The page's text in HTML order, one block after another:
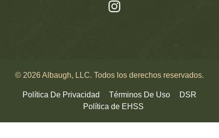
© 2026 Albaugh, LLC. Todos los derechos reservados.
Política De Privacidad Términos De Uso
DSR
Política de EHSS